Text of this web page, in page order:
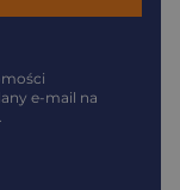
e-mail na